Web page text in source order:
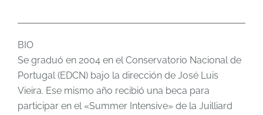
BIO
Se graduó en 2004 en el Conservatorio Nacional de
Portugal (EDCN) bajo la dirección de José Luis
Vieira. Ese mismo año recibió una beca para
participar en el «Summer Intensive» de la Juilliard